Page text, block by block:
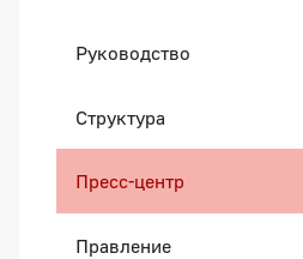
Руководство
Структура
Пресс-центр
Правление